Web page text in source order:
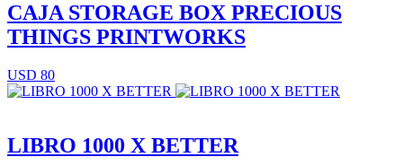
CAJA STORAGE BOX PRECIOUS
THINGS PRINTWORKS
USD 80
LIBRO 1000 X BETTER